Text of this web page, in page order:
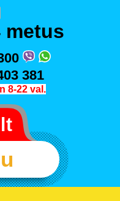
metus
381
8-22 val.